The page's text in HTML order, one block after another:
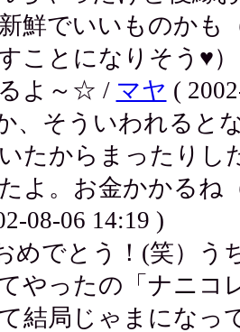
鮮でいいものかも
ことになりそう♥
よ～☆ / マヤ (
、そういわれると
たからまったりし
よ。お金かかるね
08-06 14:19 )
めでとう！(笑）う
やったの「ナニ
結局じゃまになっ